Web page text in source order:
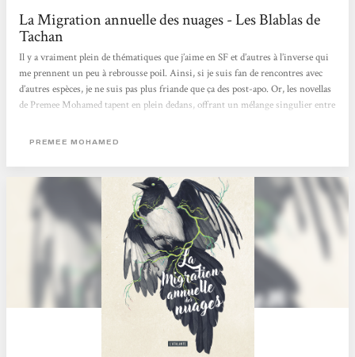
La Migration annuelle des nuages - Les Blablas de
Tachan
Il y a vraiment plein de thématiques que j’aime en SF et d’autres à l’inverse qui
me prennent un peu à rebrousse poil. Ainsi, si je suis fan de rencontres avec
d’autres espèces, je ne suis pas plus friande que ça des post-apo. Or, les novellas
de Premee Mohamed tapent en plein dedans, offrant un mélange singulier entre
simple qui a pourtant sa propre poésie, l’autrice indo-caribéenne, nous propose
crade...
PREMEE MOHAMED